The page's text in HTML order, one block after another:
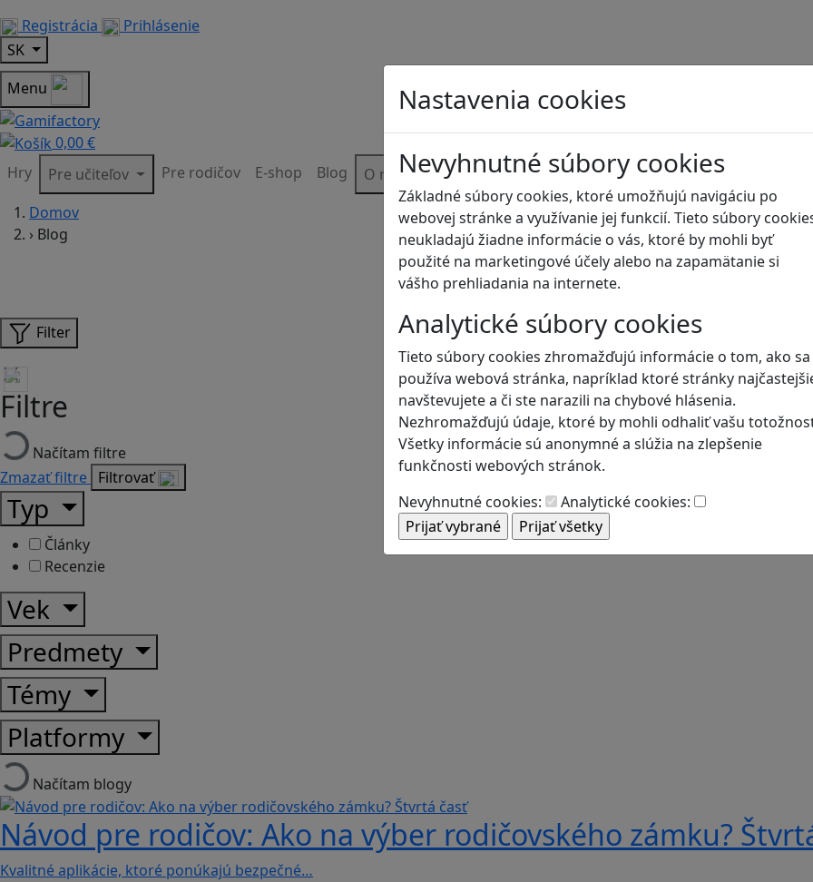
Registrácia
Prihlásenie
SK
Menu
0,00 €
Hry
Pre učiteľov Pre rodičov E-shop Blog O nás
Nastavenia cookies
Nevyhnutné súbory cookies
Základné súbory cookies, ktoré umožňujú navigáciu po
webovej stránke a využívanie jej funkcií. Tieto súbory
neukladajú žiadne informácie o vás, ktoré by mohli byť
použité na marketingové účely alebo na zapamätanie si
vášho prehliadania na internete.
Analytické súbory cookies
Tieto súbory cookies zhromažďujú informácie o tom, ako sa
používa webová stránka, napríklad ktoré stránky
navštevujete a či ste narazili na chybové hlásenia.
Nezhromažďujú údaje, ktoré by mohli odhaliť vašu
Všetky informácie sú anonymné a slúžia na zlepšenie
funkčnosti webových stránok.
Nevyhnutné cookies:
Analytické cookies:
Domov
› Blog
Blog
Filter
Filtre
Načítam filtre
Zmazať filtre Filtrovať
Typ
Články
Recenzie
Vek
Predmety
Témy
Platformy
Načítam blogy
Návod pre rodičov: Ako na výber rodičovského zámku?
Kvalitné aplikácie, ktoré ponúkajú bezpečné…